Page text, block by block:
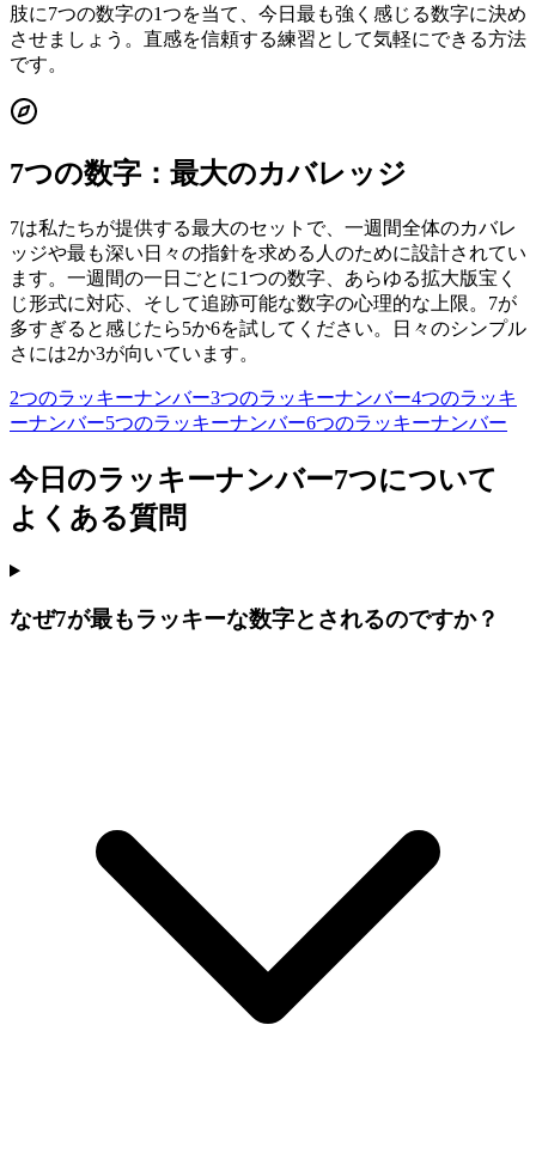
肢に7つの数字の1つを当て、今日最も強く感じる数字に決め
させましょう。直感を信頼する練習として気軽にできる方法
です。
7つの数字：最大のカバレッジ
7は私たちが提供する最大のセットで、一週間全体のカバレ
ッジや最も深い日々の指針を求める人のために設計されてい
ます。一週間の一日ごとに1つの数字、あらゆる拡大版宝く
じ形式に対応、そして追跡可能な数字の心理的な上限。7が
多すぎると感じたら5か6を試してください。日々のシンプル
さには2か3が向いています。
2つのラッキーナンバー3つのラッキーナンバー4つのラッキ
ーナンバー5つのラッキーナンバー6つのラッキーナンバー
今日のラッキーナンバー7つについて
よくある質問
なぜ7が最もラッキーな数字とされるのですか？